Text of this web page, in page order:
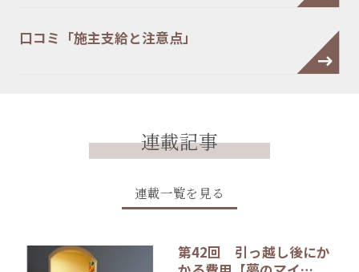
口コミ「施主支給と注意点」
連載記事
連載一覧を見る
第42回 引っ越し後にか